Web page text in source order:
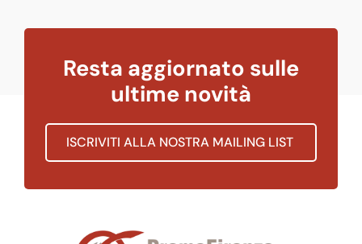
Resta aggiornato sulle
ultime novità
ISCRIVITI ALLA NOSTRA MAILING LIST